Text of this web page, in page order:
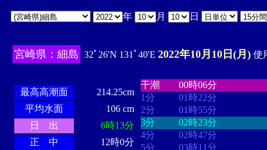
年 月 日
宮崎県：細島 32ﾟ26'N 131ﾟ40'E 2022年10月10日(月) 使
最高高潮面
214.25cm
平均水面
106 cm
日 出
6時13分
正 中
12時0分
干潮
00時06分
1分
01時22分
2分
01時55分
3分
02時23分
4分
02時47分
5分
03時11分